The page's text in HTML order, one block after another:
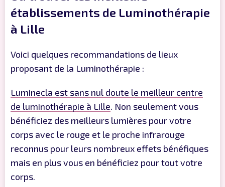
établissements de Luminothérapie
à Lille
Voici quelques recommandations de lieux
proposant de la Luminothérapie :
Luminecla est sans nul doute le meilleur centre
de luminothérapie à Lille. Non seulement vous
bénéficiez des meilleurs lumières pour votre
corps avec le rouge et le proche infrarouge
reconnus pour leurs nombreux effets bénéfiques
mais en plus vous en bénéficiez pour tout votre
corps.